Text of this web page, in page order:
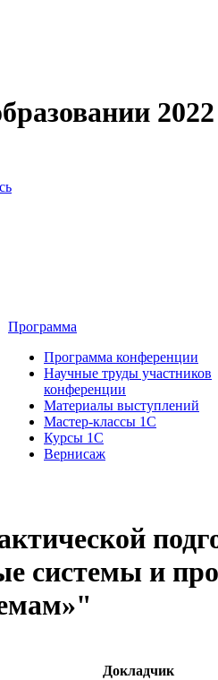
2022
Программа
Программа конференции
Научные труды участников
конференции
Материалы выступлений
Мастер-классы 1С
Курсы 1С
Вернисаж
системы и
Докладчик